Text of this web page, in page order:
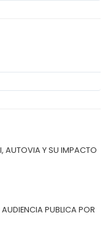
AUTOVIA Y SU IMPACTO
PUBLICA POR